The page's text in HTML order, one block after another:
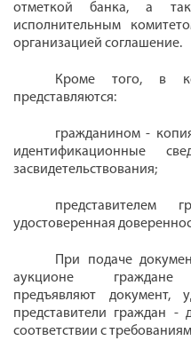
отметкой банка, а
исполнительным
организацией соглашение.
Кроме того, в
представляются:
гражданином -
идентификационные
засвидетельствования;
представителем
удостоверенная
При подаче
аукционе
предъявляют документ,
представители граждан -
соответствии с